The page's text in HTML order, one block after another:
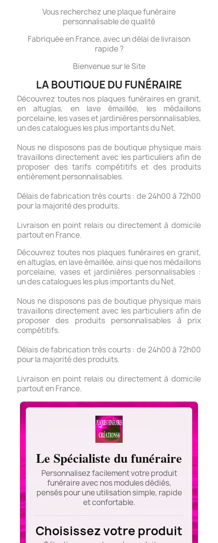
Vous recherchez une plaque funéraire
personnalisable de qualité
Fabriquée en France, avec un délai de livraison
rapide ?
Bienvenue sur le Site
LA BOUTIQUE DU FUNÉRAIRE
Découvrez toutes nos plaques funéraires en granit,
en altuglas, en lave émaillée, les médaillons
porcelaine, les vases et jardinières personnalisables,
un des catalogues les plus importants du Net.
Nous ne disposons pas de boutique physique mais
travaillons directement avec les particuliers afin de
proposer des tarifs compétitifs et des produits
entièrement personnalisables.
Délais de fabrication très courts : de 24h00 à 72h00
pour la majorité des produits.
Livraison en point relais ou directement à domicile
partout en France.
Découvrez toutes nos plaques funéraires en granit,
en altuglas, en lave émaillée, ainsi que nos médaillons
porcelaine, vases et jardinières personnalisables :
un des catalogues les plus importants du Net.
Nous ne disposons pas de boutique physique mais
travaillons directement avec les particuliers afin de
proposer des produits personnalisables à prix
compétitifs.
Délais de fabrication très courts : de 24h00 à 72h00
pour la majorité des produits.
Livraison en point relais ou directement à domicile
partout en France.
Le Spécialiste du funéraire
Personnalisez facilement votre produit
funéraire avec nos modules dédiés,
pensés pour une utilisation simple, rapide
et confortable.
Choisissez votre produit